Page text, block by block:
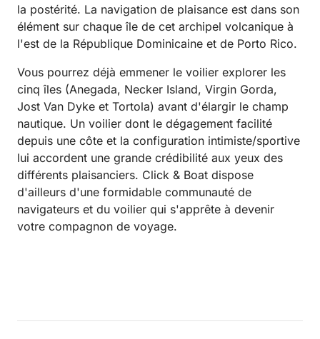
la postérité. La navigation de plaisance est dans son
élément sur chaque île de cet archipel volcanique à
l'est de la République Dominicaine et de Porto Rico.
Vous pourrez déjà emmener le voilier explorer les
cinq îles (Anegada, Necker Island, Virgin Gorda,
Jost Van Dyke et Tortola) avant d'élargir le champ
nautique. Un voilier dont le dégagement facilité
depuis une côte et la configuration intimiste/sportive
lui accordent une grande crédibilité aux yeux des
différents plaisanciers. Click & Boat dispose
d'ailleurs d'une formidable communauté de
navigateurs et du voilier qui s'apprête à devenir
votre compagnon de voyage.